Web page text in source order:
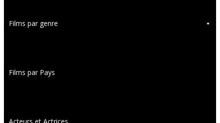
Films par genre
Films par Pays